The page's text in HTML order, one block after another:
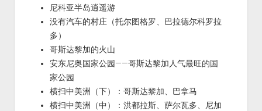
尼科亚半岛逍遥游
没有汽车的村庄（托尔图格罗、巴拉德尔科罗拉
多）
哥斯达黎加的火山
安东尼奥国家公园——哥斯达黎加人气最旺的国
家公园
横扫中美洲（下）：哥斯达黎加、巴拿马
横扫中美洲（中）：洪都拉斯、萨尔瓦多、尼加